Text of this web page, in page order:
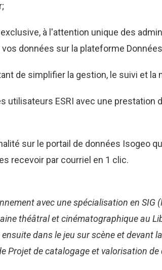
à l'attention unique des
données sur la plateforme
de simplifier la gestion, le suivi et
utilisateurs ESRI avec une
sur le portail de données Isogeo
recevoir par courriel en 1 clic.
avec une spécialisation en
théâtral et cinématographique au
dans le jeu sur scène et devant
Projet de catalogage et valorisation